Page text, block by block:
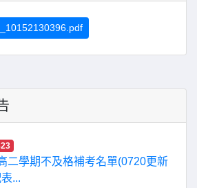
二學期不及格補考名單(0720更新
...